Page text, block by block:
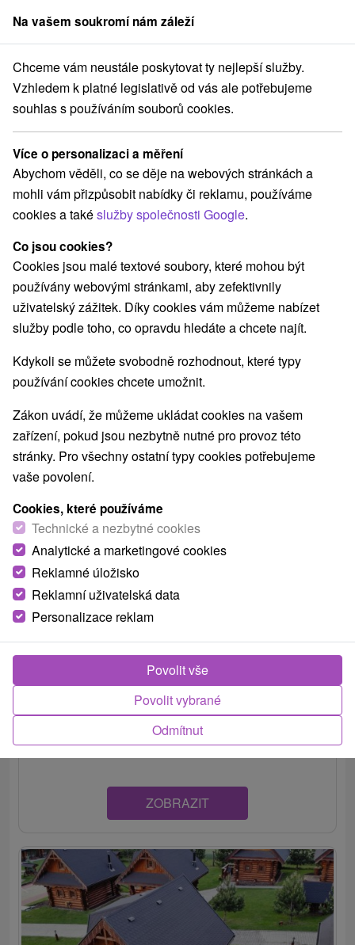
člen skupinySorger
Drevenice Západné Slovensko Trenčiansky kraj
Drevenice Bojnice
Kategorie
Všechny kategorie
Hotely na Slovensku (10)
Apartmány(10) Chaty na prenájom(3) Drevenice
Penzióny (14) Priváty
Vyberte lokalitu nebo termín
VŠECHNY NEJLEVNĚJŠÍ NEJDRAŽŠÍ PODLE
Chata Dunaj Bojnice
Bojnice
Štýlovo zariadená chata s príjemnou atmosférou ponúka
komfortné ubytovanie v rekreačnej oblasti...
ZOBRAZIT
Na vašem soukromí nám záleží
Chceme vám neustále poskytovat ty nejlepší služby.
Vzhledem k platné legislativě od vás ale potřebujeme
souhlas s používáním souborů cookies.
Více o personalizaci a měření
Abychom věděli, co se děje na webových stránkách a
mohli vám přizpůsobit nabídky či reklamu, používáme
cookies a takéslužby společnosti Google.
Co jsou cookies?
Cookies jsou malé textové soubory, které mohou být
používány webovými stránkami, aby zefektivnily
uživatelský zážitek. Díky cookies vám můžeme nabízet
služby podle toho, co opravdu hledáte a chcete najít.
Kdykoli se můžete svobodně rozhodnout, které typy
používání cookies chcete umožnit.
Zákon uvádí, že můžeme ukládat cookies na vašem
zařízení, pokud jsou nezbytně nutné pro provoz této
stránky. Pro všechny ostatní typy cookies potřebujeme
vaše povolení.
Cookies, které používáme
Technické a nezbytné cookies
Analytické a marketingové cookies
Reklamné úložisko
Reklamní uživatelská data
Personalizace reklam
Odmítnut
Povolit vybrané
Povolit vše